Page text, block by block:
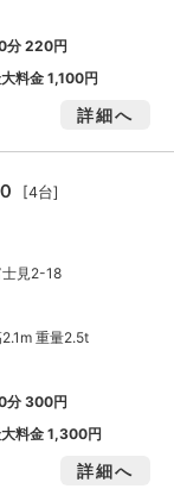
220円
料金1,100円
詳細へ
[4台]
士見2-18
重量2.5t
300円
料金1,300円
詳細へ